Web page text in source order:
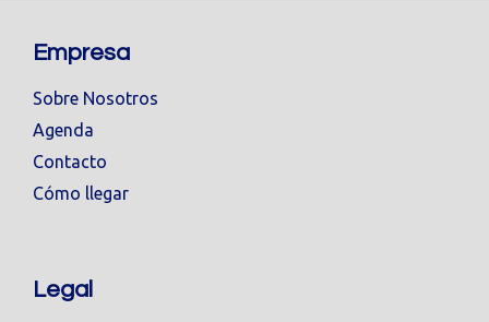
Empresa
Sobre Nosotros
Agenda
Contacto
Cómo llegar
Legal